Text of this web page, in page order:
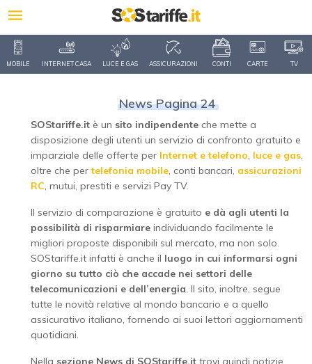
MOBILE INTERNET CASA LUCE E GAS ASSICURAZIONI CONTI CARTE TV
News Pagina 24
SOStariffe.it è un sito indipendente che mette a
disposizione degli utenti un servizio di confronto gratuito e
imparziale delle offerte per Internet e telefono, luce e gas,
oltre che pertelefonia mobile, conti bancari, assicurazioni
RC, mutui, prestiti e servizi Pay TV.
Il servizio di comparazione è gratuito e dà agli utenti la
possibilità di risparmiare individuando facilmente le
migliori proposte disponibili sul mercato, ma non solo.
SOStariffe.it infatti è anche il luogo in cui informarsi ogni
giorno su tutto ciò che accade nei settori delle
telecomunicazioni e dell’energia. Il sito, inoltre, segue
tutte le novità relative al mondo bancario e a quello
assicurativo italiano, fornendo ai suoi lettori aggiornamenti
quotidiani.
Nella sezione News di SOStariffe.it trovi quindi notizie